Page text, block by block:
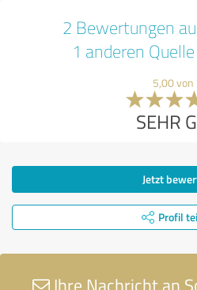
2 Bewertungen
1 anderen Quelle
5,00 von
SEHR
Jetzt
Profil
Ihre Nachricht an